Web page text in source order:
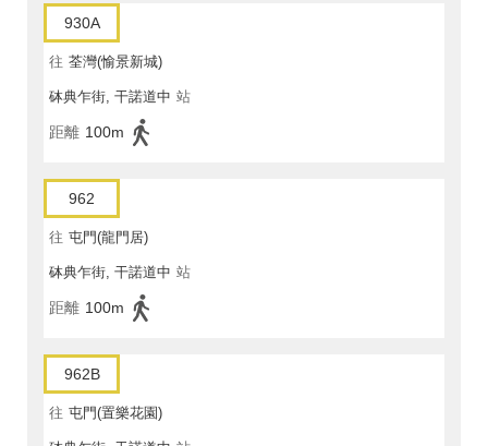
930A
往 荃灣(愉景新城)
砵典乍街, 干諾道中 站
距離 100m
962
往 屯門(龍門居)
砵典乍街, 干諾道中 站
距離 100m
962B
往 屯門(置樂花園)